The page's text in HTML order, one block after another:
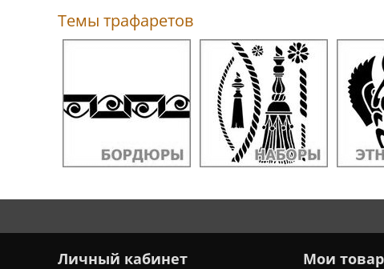
Темы трафаретов
Личный кабинет Мои